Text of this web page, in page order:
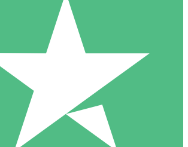
de Crédits Individuels
avec des crédits de téléchargement. Sans
1 Téléchargement
10 00